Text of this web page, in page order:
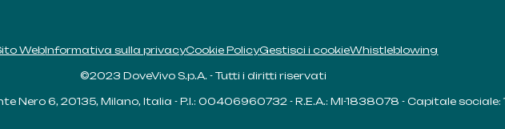
WebInformativa sulla privacyCookie PolicyGestisci i cookieWhistleblowing
©2023 DoveVivo S.p.A. - Tutti i diritti riservati
Nero 6, 20135, Milano, Italia - P.I.: 00406960732 - R.E.A.: MI-1838078 - Capitale sociale: